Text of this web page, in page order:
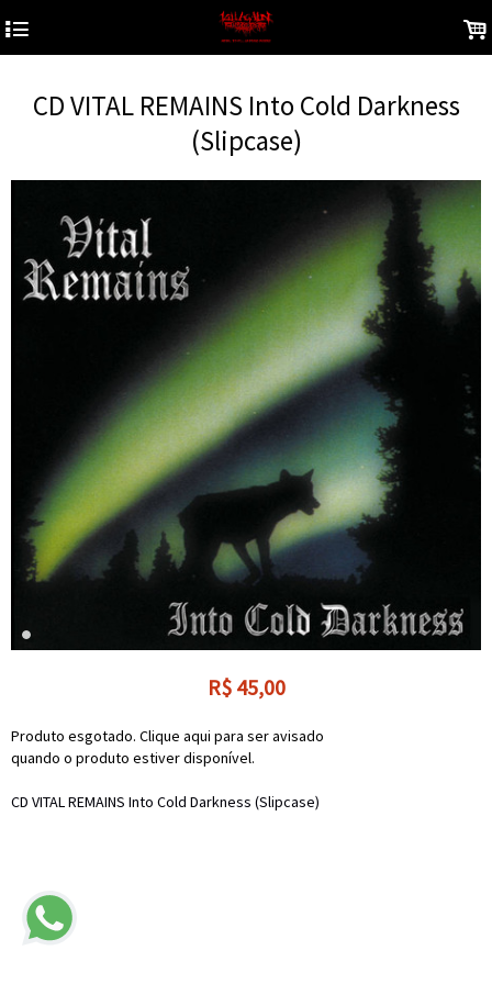
4 .
CD VITAL REMAINS Into Cold Darkness
(Slipcase)
R$ 45,00
Produto esgotado. Clique aqui para ser avisado
quando o produto estiver disponível.
CD VITAL REMAINS Into Cold Darkness (Slipcase)